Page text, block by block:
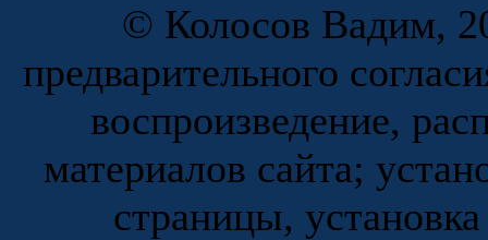
© Колосов Вадим,
предварительного
воспроизведение,
материалов сайта;
страницы,